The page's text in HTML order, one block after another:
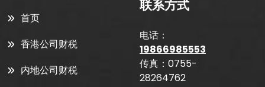
首页
香港公司财税
内地公司财税
联系方式
电话：
19866985553
传真：0755-
28264762